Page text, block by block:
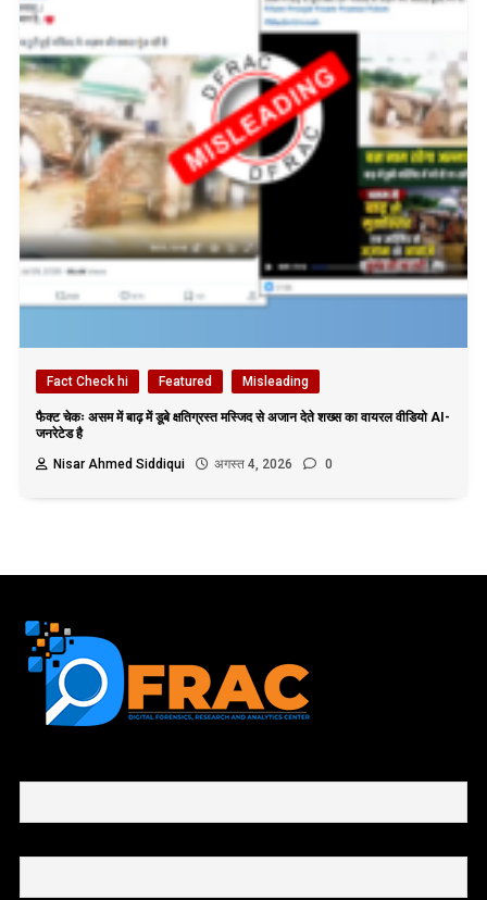
Fact Check hi Featured Misleading
फैक्ट चेकः असम में बाढ़ में डूबे क्षतिग्रस्त मस्जिद से अजान देते शख्स का वायरल वीडियो AI-
जनरेटेड है
Nisar Ahmed Siddiqui
अगस्त 4, 2026 0